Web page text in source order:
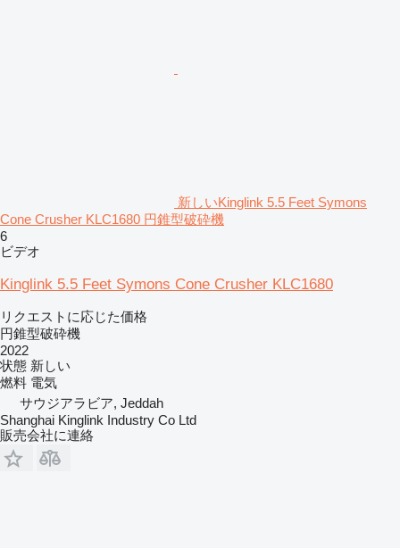
新しいKinglink 5.5 Feet Symons
Cone Crusher KLC1680 円錐型破砕機
6
ビデオ
Kinglink 5.5 Feet Symons Cone Crusher KLC1680
リクエストに応じた価格
円錐型破砕機
2022
状態 新しい
燃料 電気
サウジアラビア, Jeddah
Shanghai Kinglink Industry Co Ltd
販売会社に連絡